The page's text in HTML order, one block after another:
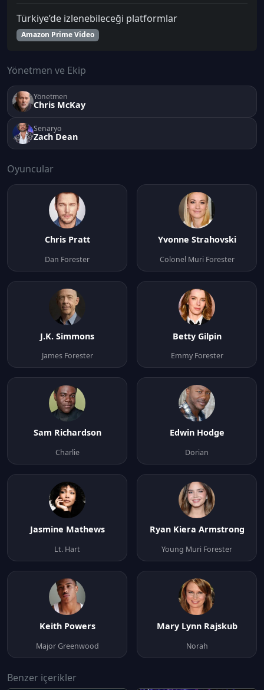
Türkiye’de izlenebileceği platformlar
Amazon Prime Video
Yönetmen ve Ekip
Yönetmen
Chris McKay
Senaryo
Zach Dean
Oyuncular
Chris Pratt
Dan Forester
Yvonne Strahovski
Colonel Muri Forester
J.K. Simmons
James Forester
Betty Gilpin
Emmy Forester
Sam Richardson
Charlie
Edwin Hodge
Dorian
Jasmine Mathews
Lt. Hart
Ryan Kiera Armstrong
Young Muri Forester
Keith Powers
Major Greenwood
Mary Lynn Rajskub
Norah
Benzer içerikler